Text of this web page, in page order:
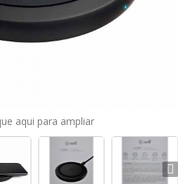
aqui para ampliar